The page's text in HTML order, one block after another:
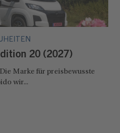
20 (2027)
Marke für preisbewusste
wir...